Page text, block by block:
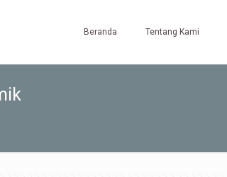
Beranda Tentang Kami